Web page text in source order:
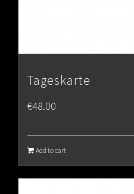
Tageskarte
€48.00
Add to cart